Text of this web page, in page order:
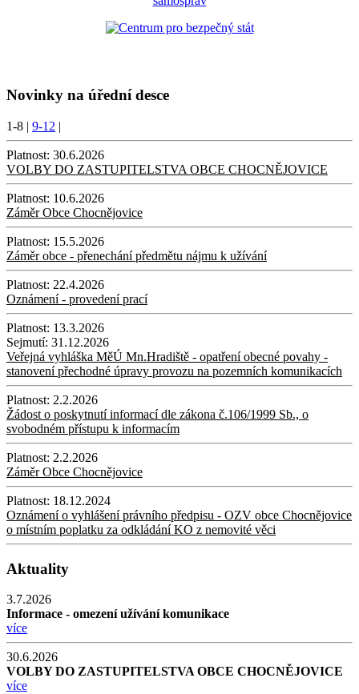
Novinky na úřední desce
1-8 | 9-12 |
Platnost: 30.6.2026
VOLBY DO ZASTUPITELSTVA OBCE CHOCNĚJOVICE
Platnost: 10.6.2026
Záměr Obce Chocnějovice
Platnost: 15.5.2026
Záměr obce - přenechání předmětu nájmu k užívání
Platnost: 22.4.2026
Oznámení - provedení prací
Platnost: 13.3.2026
Sejmutí: 31.12.2026
Veřejná vyhláška MěÚ Mn.Hradiště - opatření obecné povahy -
stanovení přechodné úpravy provozu na pozemních komunikacích
Platnost: 2.2.2026
Žádost o poskytnutí informací dle zákona č.106/1999 Sb., o
svobodném přístupu k informacím
Platnost: 2.2.2026
Záměr Obce Chocnějovice
Platnost: 18.12.2024
Oznámení o vyhlášení právního předpisu - OZV obce Chocnějovice
o místním poplatku za odkládání KO z nemovité věci
Aktuality
3.7.2026
Informace - omezení užívání komunikace
více
30.6.2026
VOLBY DO ZASTUPITELSTVA OBCE CHOCNĚJOVICE
více